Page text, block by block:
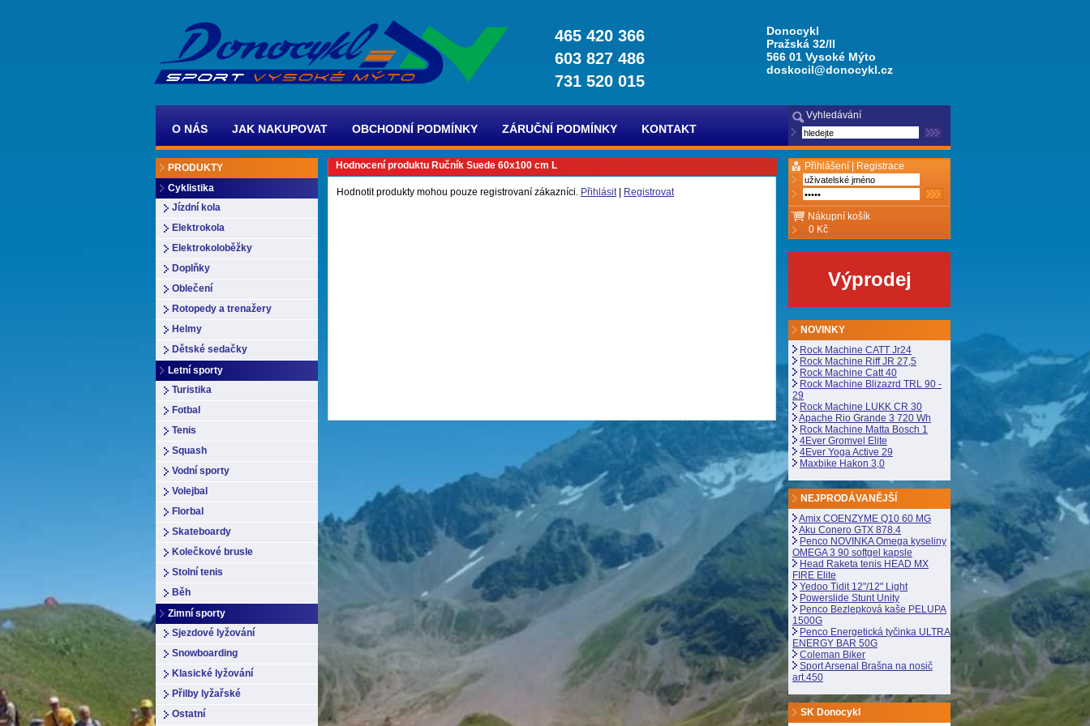
465 420 366
603 827 486
731 520 015
Donocykl
Pražská 32/II
566 01 Vysoké Mýto
doskocil@donocykl.cz
O NÁS JAK NAKUPOVAT OBCHODNÍ PODMÍNKY ZÁRUČNÍ PODMÍNKY KONTAKT
Vyhledávání
PRODUKTY
Cyklistika
Jízdní kola
Elektrokola
Elektrokoloběžky
Doplňky
Oblečení
Rotopedy a trenažery
Helmy
Dětské sedačky
Letní sporty
Turistika
Fotbal
Tenis
Squash
Vodní sporty
Volejbal
Florbal
Skateboardy
Kolečkové brusle
Stolní tenis
Běh
Zimní sporty
Sjezdové lyžování
Snowboarding
Klasické lyžování
Přilby lyžařské
Ostatní
Hodnocení produktu Ručník Suede 60x100 cm L
Hodnotit produkty mohou pouze registrovaní zákazníci. Přihlásit| Registrovat
Přihlášení | Registrace
Nákupní košík
0 Kč
Výprodej
NOVINKY
Rock Machine CATT Jr24
Rock Machine Riff JR 27,5
Rock Machine Catt 40
Rock Machine Blizazrd TRL 90 -
29
Rock Machine LUKK CR 30
Apache Rio Grande 3 720 Wh
Rock Machine Matta Bosch 1
4Ever Gromvel Elite
4Ever Yoga Active 29
Maxbike Hakon 3,0
NEJPRODÁVANĚJŠÍ
Amix COENZYME Q10 60 MG
Aku Conero GTX 878.4
Penco NOVINKA Omega kyseliny
OMEGA 3 90 softgel kapsle
Head Raketa tenis HEAD MX
FIRE Elite
Yedoo Tidit 12"/12" Light
Powerslide Stunt Unity
Penco Bezlepková kaše PELUPA
1500G
Penco Energetická tyčinka ULTRA
ENERGY BAR 50G
Coleman Biker
Sport Arsenal Brašna na nosič
art.450
SK Donocykl